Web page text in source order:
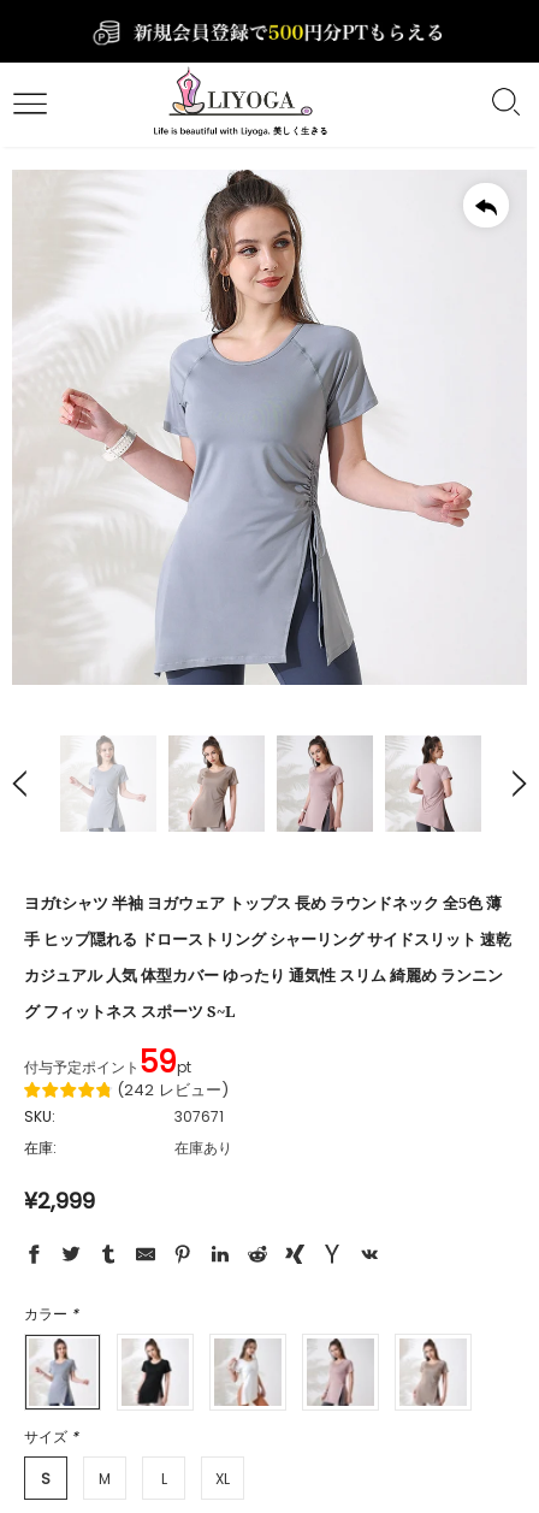
ヨガtシャツ 半袖 ヨガウェア トップス 長め ラウンドネック 全5色 薄
手 ヒップ隠れる ドローストリング シャーリング サイドスリット 速乾
カジュアル 人気 体型カバー ゆったり 通気性 スリム 綺麗め ランニン
グ フィットネス スポーツ S~L
付与予定ポイント 59pt
(242 レビュー)
SKU:
307671
在庫:
在庫あり
¥2,999
カラー *
サイズ *
S M L XL